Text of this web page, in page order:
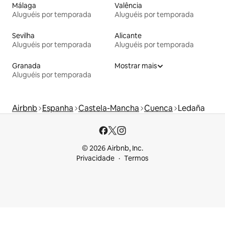
Málaga
Aluguéis por temporada
Valência
Aluguéis por temporada
Sevilha
Aluguéis por temporada
Alicante
Aluguéis por temporada
Granada
Aluguéis por temporada
Mostrar mais
Airbnb Espanha Castela-Mancha Cuenca Ledaña
© 2026 Airbnb, Inc.
Privacidade
Termos